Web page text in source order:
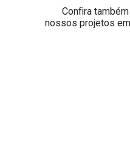
Confira
nossos projetos